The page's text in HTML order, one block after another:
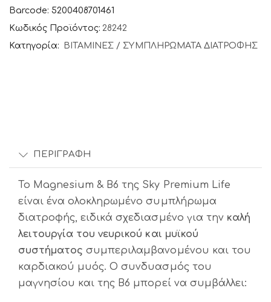
&
Μυϊκού
-
Barcode: 5200408701461
Κωδικός Προϊόντος: 28242
Κατηγορία:
ΒΙΤΑΜΙΝΕΣ / ΣΥΜΠΛΗΡΩΜΑΤΑ ΔΙΑΤΡΟΦΗΣ
ΠΕΡΙΓΡΑΦΉ
Το Magnesium & B6 της Sky Premium Life
είναι ένα ολοκληρωμένο συμπλήρωμα
διατροφής, ειδικά σχεδιασμένο για τηνκαλή
λειτουργία του νευρικού και μυϊκού
συστήματος συμπεριλαμβανομένου και του
καρδιακού μυός. Ο συνδυασμός του
μαγνησίου και της Β6 μπορεί να συμβάλλει: